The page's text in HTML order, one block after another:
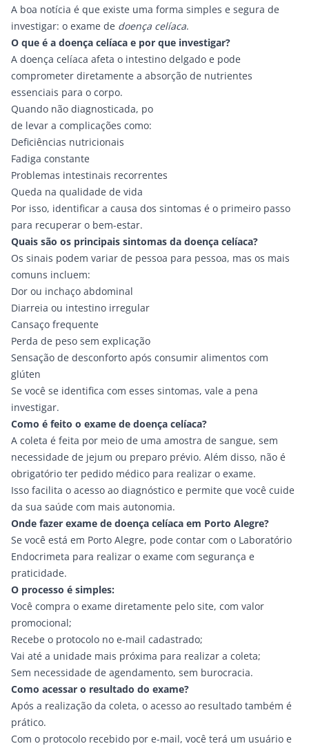
A boa notícia é que existe uma forma simples e segura de
investigar: o exame de doença celíaca.
O que é a doença celíaca e por que investigar?
A doença celíaca afeta o intestino delgado e pode
comprometer diretamente a absorção de nutrientes
essenciais para o corpo.
Quando não diagnosticada, po
de levar a complicações como:
Deficiências nutricionais
Fadiga constante
Problemas intestinais recorrentes
Queda na qualidade de vida
Por isso, identificar a causa dos sintomas é o primeiro passo
para recuperar o bem-estar.
Quais são os principais sintomas da doença celíaca?
Os sinais podem variar de pessoa para pessoa, mas os mais
comuns incluem:
Dor ou inchaço abdominal
Diarreia ou intestino irregular
Cansaço frequente
Perda de peso sem explicação
Sensação de desconforto após consumir alimentos com
glúten
Se você se identifica com esses sintomas, vale a pena
investigar.
Como é feito o exame de doença celíaca?
A coleta é feita por meio de uma amostra de sangue, sem
necessidade de jejum ou preparo prévio. Além disso, não é
obrigatório ter pedido médico para realizar o exame.
Isso facilita o acesso ao diagnóstico e permite que você cuide
da sua saúde com mais autonomia.
Onde fazer exame de doença celíaca em Porto Alegre?
Se você está em Porto Alegre, pode contar com o Laboratório
Endocrimeta para realizar o exame com segurança e
praticidade.
O processo é simples:
Você compra o exame diretamente pelo site, com valor
promocional;
Recebe o protocolo no e-mail cadastrado;
Vai até a unidade mais próxima para realizar a coleta;
Sem necessidade de agendamento, sem burocracia.
Como acessar o resultado do exame?
Após a realização da coleta, o acesso ao resultado também é
prático.
Com o protocolo recebido por e-mail, você terá um usuário e